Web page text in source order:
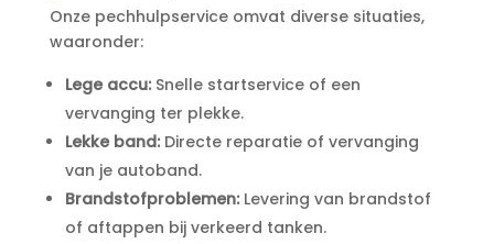
Onze pechhulpservice omvat diverse situaties,
waaronder:
Lege accu:Snelle startservice of een
vervanging ter plekke.
Lekke band:Directe reparatie of vervanging
van je autoband.
Brandstofproblemen:Levering van brandstof
of aftappen bij verkeerd tanken.